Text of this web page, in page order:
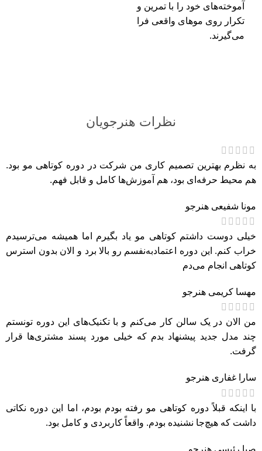
آموخته‌های خود را با تمرین و
تکرار روی موهای واقعی فرا
می‌گیرند.
نظرات هنرجویان
به نظرم بهترین تصمیم کاری من شرکت در دوره کوتاهی مو بود.
هم محیط حرفه‌ای بود، هم آموزش‌ها کامل و قابل فهم.
مونا شفیعی هنرجو
خیلی دوست داشتم کوتاهی مو یاد بگیرم اما همیشه می‌ترسیدم
خراب کنم. این دوره اعتمادبه‌نفسم رو بالا برد و الان بدون استرس
کوتاهی انجام می‌دم
مهسا کریمی هنرجو
من الان در یک سالن کار می‌کنم و با تکنیک‌های این دوره تونستم
چند مدل جدید پیشنهاد بدم که خیلی مورد پسند مشتری‌ها قرار
گرفت.
سارا غفاری هنرجو
با اینکه قبلاً دوره کوتاهی مو رفته بودم بودم، اما این دوره نکاتی
داشت که هیچ‌جا نشنیده بودم. واقعاً کاربردی و کامل بود.
صبا رئیسی هنرجو